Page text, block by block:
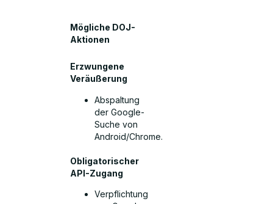
Mögliche DOJ-
Aktionen
Erzwungene
Veräußerung
Abspaltung
der Google-
Suche von
Android/Chrome.
Obligatorischer
API-Zugang
Verpflichtung